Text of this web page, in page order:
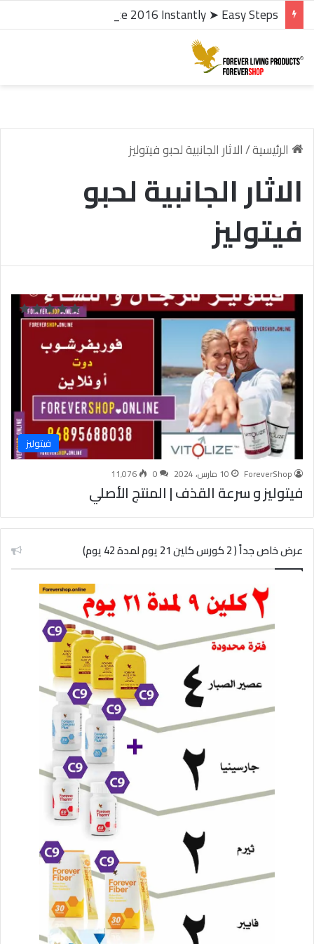
الرئيسية/الاثار الجانبية لحبو فيتوليز
الاثار الجانبية لحبو
فيتوليز
فيتوليز
ForeverShop 10 مارس، 2024 0 11٬076
فيتوليز و سرعة القذف | المنتج الأصلي
عرض خاص جداً ( 2 كورس كلين 21 يوم لمدة 42 يوم)